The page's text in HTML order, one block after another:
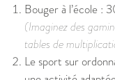
Bouger à l’école :
(Imaginez des
tables de
Le sport sur